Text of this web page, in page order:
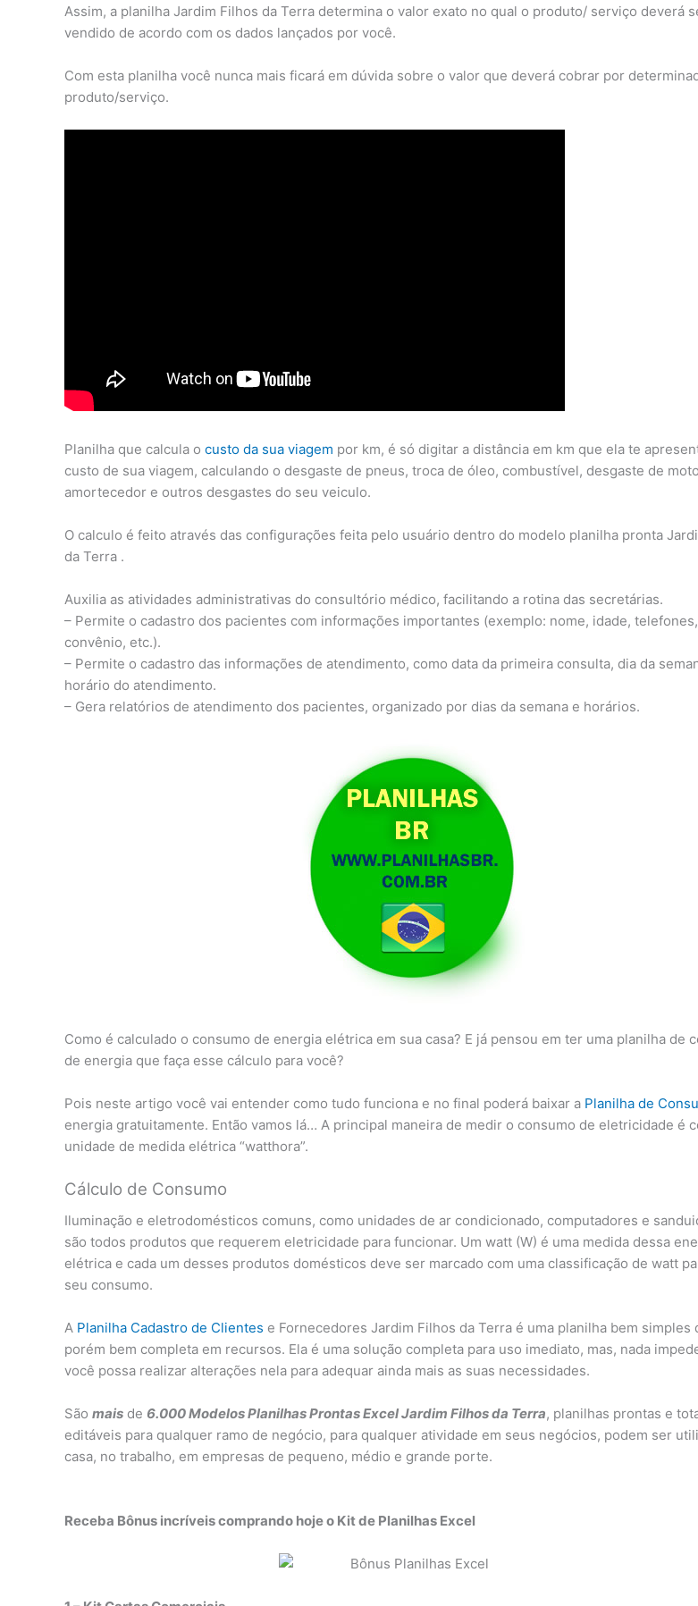
Assim, a planilha Jardim Filhos da Terra determina o valor exato no qual o produto/ serviço deverá
vendido de acordo com os dados lançados por você.
Com esta planilha você nunca mais ficará em dúvida sobre o valor que deverá cobrar por
produto/serviço.
Planilha que calcula o custo da sua viagem por km, é só digitar a distância em km que ela te
custo de sua viagem, calculando o desgaste de pneus, troca de óleo, combustível, desgaste de
amortecedor e outros desgastes do seu veiculo.
O calculo é feito através das configurações feita pelo usuário dentro do modelo planilha pronta
da Terra .
Auxilia as atividades administrativas do consultório médico, facilitando a rotina das secretárias.
– Permite o cadastro dos pacientes com informações importantes (exemplo: nome, idade, telefones,
convênio, etc.).
– Permite o cadastro das informações de atendimento, como data da primeira consulta, dia da
horário do atendimento.
– Gera relatórios de atendimento dos pacientes, organizado por dias da semana e horários.
Como é calculado o consumo de energia elétrica em sua casa? E já pensou em ter uma planilha de
de energia que faça esse cálculo para você?
Pois neste artigo você vai entender como tudo funciona e no final poderá baixar a Planilha de
energia gratuitamente. Então vamos lá… A principal maneira de medir o consumo de eletricidade é
unidade de medida elétrica “watthora”.
Cálculo de Consumo
Iluminação e eletrodomésticos comuns, como unidades de ar condicionado, computadores e
são todos produtos que requerem eletricidade para funcionar. Um watt (W) é uma medida dessa
elétrica e cada um desses produtos domésticos deve ser marcado com uma classificação de watt
seu consumo.
A Planilha Cadastro de Clientes e Fornecedores Jardim Filhos da Terra é uma planilha bem simples
porém bem completa em recursos. Ela é uma solução completa para uso imediato, mas, nada
você possa realizar alterações nela para adequar ainda mais as suas necessidades.
São mais de 6.000 Modelos Planilhas Prontas Excel Jardim Filhos da Terra, planilhas prontas e
editáveis para qualquer ramo de negócio, para qualquer atividade em seus negócios, podem ser
casa, no trabalho, em empresas de pequeno, médio e grande porte.
Receba Bônus incríveis comprando hoje o Kit de Planilhas Excel